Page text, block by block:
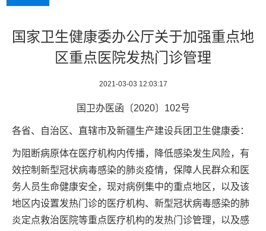
国家卫生健康委办公厅关于加强重点地
区重点医院发热门诊管理
2021-03-03 12:03:17
国卫办医函〔2020〕102号
各省、自治区、直辖市及新疆生产建设兵团卫生健康委：
为阻断病原体在医疗机构内传播，降低感染发生风险，有
效控制新型冠状病毒感染的肺炎疫情，保障人民群众和医
务人员生命健康安全，现对病例集中的重点地区，以及该
地区内设置发热门诊的医疗机构、新型冠状病毒感染的肺
炎定点救治医院等重点医疗机构的发热门诊管理，以及感